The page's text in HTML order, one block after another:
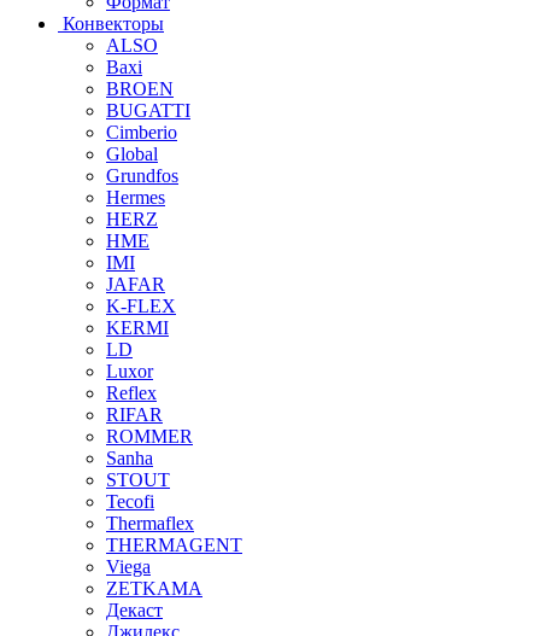
Конвекторы
ALSO
Baxi
BROEN
BUGATTI
Cimberio
Global
Grundfos
Hermes
HERZ
HME
IMI
JAFAR
K-FLEX
KERMI
LD
Luxor
Reflex
RIFAR
ROMMER
Sanha
STOUT
Tecofi
Thermaflex
THERMAGENT
Viega
ZETKAMA
Декаст
Джилекс